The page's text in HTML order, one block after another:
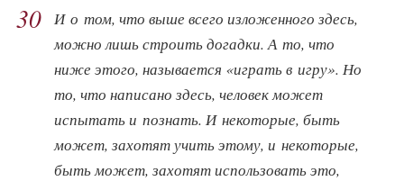
30
И о том, что выше всего изложенного здесь,
можно лишь строить догадки. А то, что
ниже этого, называется «играть в игру». Но
то, что написано здесь, человек может
испытать и познать. И некоторые, быть
может, захотят учить этому, и некоторые,
быть может, захотят использовать это,